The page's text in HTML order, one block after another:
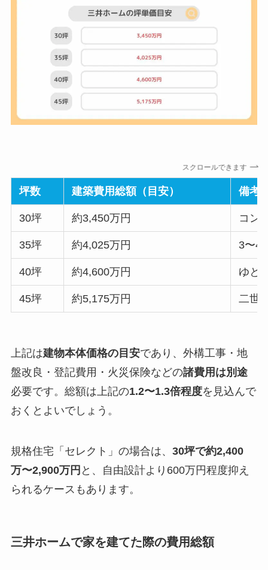
スクロールできます
坪数 建築費用総額（目安） 備考
30坪 約3,450万円 コン
35坪 約4,025万円 3〜4
40坪 約4,600万円 ゆと
45坪 約5,175万円 二世
上記は建物本体価格の目安であり、外構工事・地
盤改良・登記費用・火災保険などの諸費用は別途
必要です。総額は上記の1.2〜1.3倍程度を見込んで
おくとよいでしょう。
規格住宅「セレクト」の場合は、 30坪で約2,400
万〜2,900万円 と、自由設計より600万円程度抑え
られるケースもあります。
三井ホームで家を建てた際の費用総額